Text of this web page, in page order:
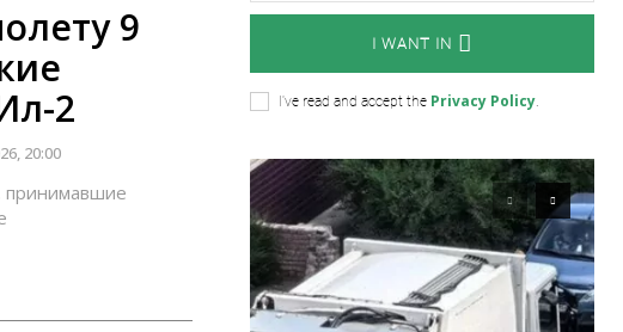
9
2
20:00
принимавшие
I WANT IN
I've read and accept the Privacy Policy